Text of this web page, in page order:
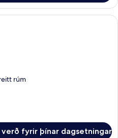
Herbergi - eldhús | Rúmföt úr
rúm
verð fyrir þínar dagsetningar